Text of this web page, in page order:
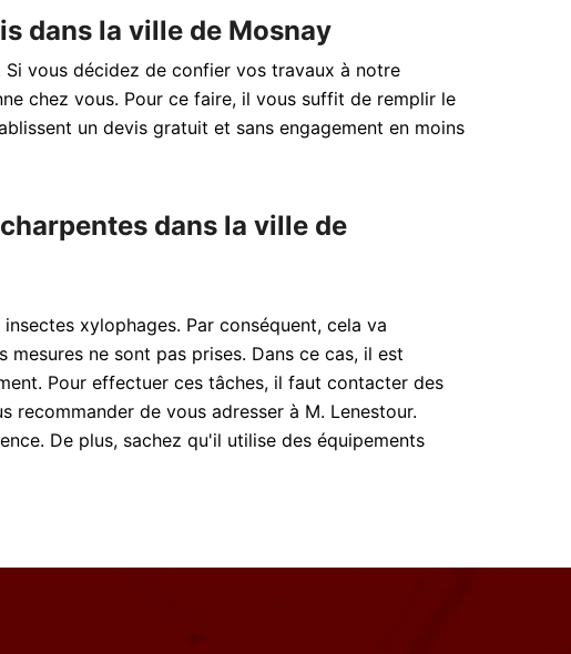
dans la ville de Mosnay
vous décidez de confier vos travaux à notre
chez vous. Pour ce faire, il vous suffit de remplir le
un devis gratuit et sans engagement en moins
dans la ville de
xylophages. Par conséquent, cela va
ne sont pas prises. Dans ce cas, il est
Pour effectuer ces tâches, il faut contacter des
recommander de vous adresser à M. Lenestour.
De plus, sachez qu'il utilise des équipements